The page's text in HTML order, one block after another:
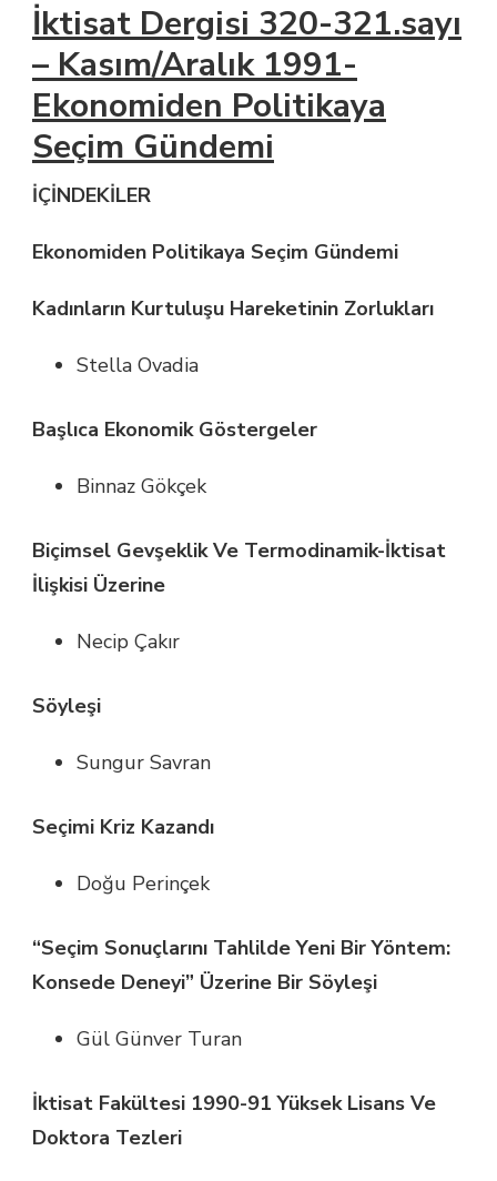
İktisat Dergisi 320-321.sayı
– Kasım/Aralık 1991-
Ekonomiden Politikaya
Seçim Gündemi
İÇİNDEKİLER
Ekonomiden Politikaya Seçim Gündemi
Kadınların Kurtuluşu Hareketinin Zorlukları
Stella Ovadia
Başlıca Ekonomik Göstergeler
Binnaz Gökçek
Biçimsel Gevşeklik Ve Termodinamik-İktisat
İlişkisi Üzerine
Necip Çakır
Söyleşi
Sungur Savran
Seçimi Kriz Kazandı
Doğu Perinçek
“Seçim Sonuçlarını Tahlilde Yeni Bir Yöntem:
Konsede Deneyi” Üzerine Bir Söyleşi
Gül Günver Turan
İktisat Fakültesi 1990-91 Yüksek Lisans Ve
Doktora Tezleri